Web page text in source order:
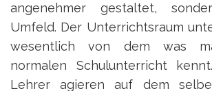
angenehmer gestaltet,
Umfeld. Der Unterrichtsraum
wesentlich von dem was
normalen Schulunterricht
Lehrer agieren auf dem